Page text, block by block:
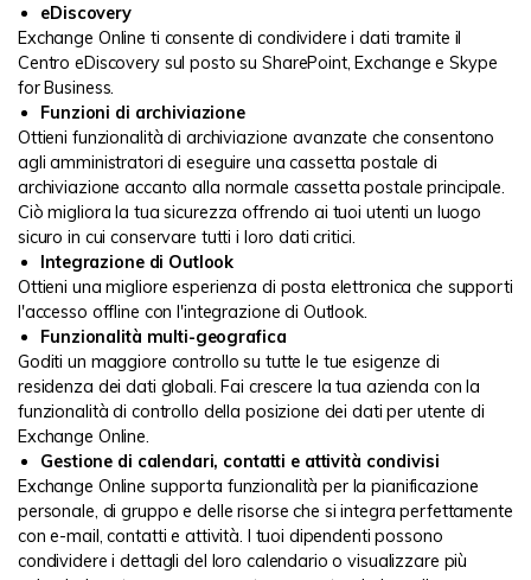
eDiscovery
Exchange Online ti consente di condividere i dati tramite il
Centro eDiscovery sul posto su SharePoint, Exchange e Skype
for Business.
Funzioni di archiviazione
Ottieni funzionalità di archiviazione avanzate che consentono
agli amministratori di eseguire una cassetta postale di
archiviazione accanto alla normale cassetta postale principale.
Ciò migliora la tua sicurezza offrendo ai tuoi utenti un luogo
sicuro in cui conservare tutti i loro dati critici.
Integrazione di Outlook
Ottieni una migliore esperienza di posta elettronica che supporti
l'accesso offline con l'integrazione di Outlook.
Funzionalità multi-geografica
Goditi un maggiore controllo su tutte le tue esigenze di
residenza dei dati globali. Fai crescere la tua azienda con la
funzionalità di controllo della posizione dei dati per utente di
Exchange Online.
Gestione di calendari, contatti e attività condivisi
Exchange Online supporta funzionalità per la pianificazione
personale, di gruppo e delle risorse che si integra perfettamente
con e-mail, contatti e attività. I tuoi dipendenti possono
condividere i dettagli del loro calendario o visualizzare più